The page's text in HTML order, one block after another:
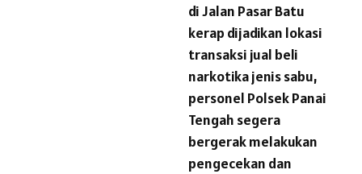
di Jalan Pasar Batu
kerap dijadikan lokasi
transaksi jual beli
narkotika jenis sabu,
personel Polsek Panai
Tengah segera
bergerak melakukan
pengecekan dan